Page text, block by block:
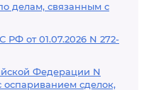
делам, связанным с
от 01.07.2026 N 272-
Федерации N
оспариванием сделок,